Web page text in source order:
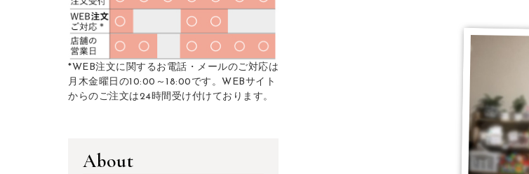
*WEB注文に関するお電話・メールのご対応は
月木金曜日の10:00～18:00です。WEBサイト
からのご注文は24時間受け付けております。
About